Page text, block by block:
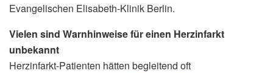
Evangelischen Elisabeth-Klinik Berlin.
Vielen sind Warnhinweise für einen Herzinfarkt
unbekannt
Herzinfarkt-Patienten hätten begleitend oft